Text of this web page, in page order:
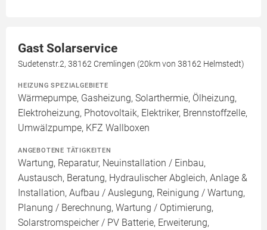
Gast Solarservice
Sudetenstr.2, 38162 Cremlingen (20km von 38162 Helmstedt)
HEIZUNG SPEZIALGEBIETE
Wärmepumpe, Gasheizung, Solarthermie, Ölheizung,
Elektroheizung, Photovoltaik, Elektriker, Brennstoffzelle,
Umwälzpumpe, KFZ Wallboxen
ANGEBOTENE TÄTIGKEITEN
Wartung, Reparatur, Neuinstallation / Einbau,
Austausch, Beratung, Hydraulischer Abgleich, Anlage &
Installation, Aufbau / Auslegung, Reinigung / Wartung,
Planung / Berechnung, Wartung / Optimierung,
Solarstromspeicher / PV Batterie, Erweiterung,